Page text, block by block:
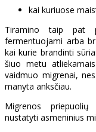
kai kuriuose
Tiramino taip pat
fermentuojami arba
kai kurie brandinti
šiuo metu
vaidmuo migrenai,
manyta anksčiau.
Migrenos
nustatyti asmeninius